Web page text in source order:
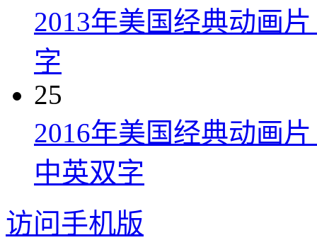
2013年美国经典动画
字
25
2016年美国经典动画
中英双字
访问手机版